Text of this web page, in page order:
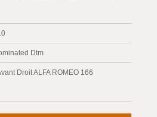
Dtm
Droit ALFA ROMEO 166